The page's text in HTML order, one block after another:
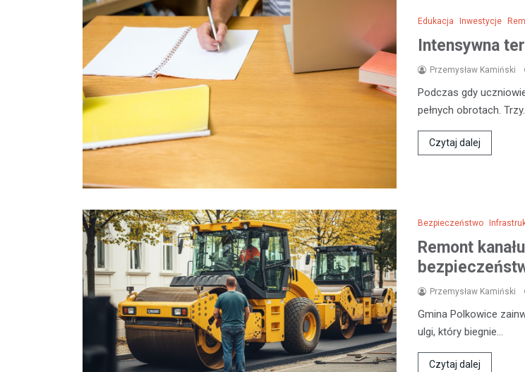
Edukacja Inwestycje
Intensywna
Przemysław Kamiński
Podczas gdy
pełnych obrotach.
Czytaj dalej
Bezpieczeństwo
Remont
Przemysław Kamiński
Gmina Polkowice
ulgi, który biegnie…
Czytaj dalej